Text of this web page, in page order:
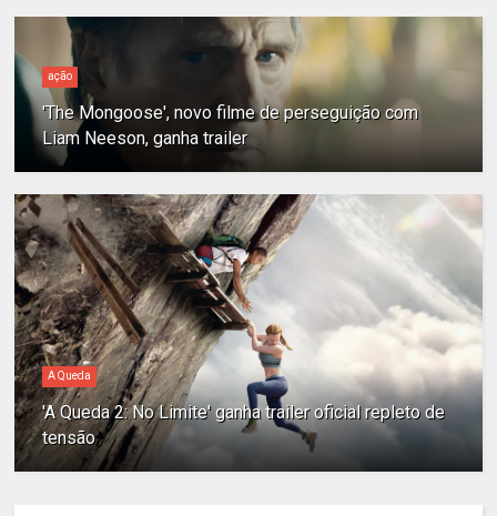
ação
'The Mongoose', novo filme de perseguição com
Liam Neeson, ganha trailer
A Queda
'A Queda 2: No Limite' ganha trailer oficial repleto de
tensão